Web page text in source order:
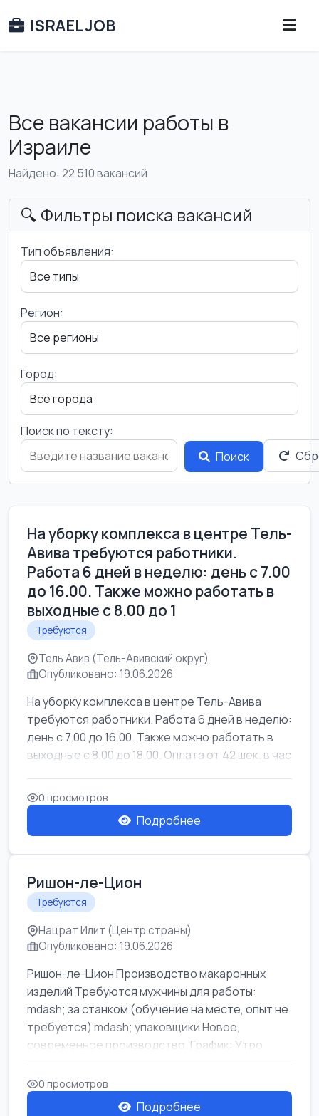
ISRAEL JOB
Все вакансии работы в
Израиле
Найдено: 22 510 вакансий
🔍 Фильтры поиска вакансий
Тип объявления:
Регион:
Город:
Поиск по тексту:
Поиск
На уборку комплекса в центре Тель-
Авива требуются работники.
Работа 6 дней в неделю: день с 7.00
до 16.00. Также можно работать в
выходные с 8.00 до 1
Требуются
Тель Авив (Тель-Авивский округ)
Опубликовано: 19.06.2026
На уборку комплекса в центре Тель-Авива
требуются работники. Работа 6 дней в неделю:
день с 7.00 до 16.00. Также можно работать в
выходные с 8.00 до 18.00. Оплата от 42 шек. в час
0 просмотров
Подробнее
Ришон-ле-Цион
Требуются
Нацрат Илит (Центр страны)
Опубликовано: 19.06.2026
Ришон-ле-Цион Производство макаронных
изделий Требуются мужчины для работы:
mdash; за станком (обучение на месте, опыт не
требуется) mdash; упаковщики Новое,
современное производство. График: Утро
mda...
0 просмотров
Подробнее